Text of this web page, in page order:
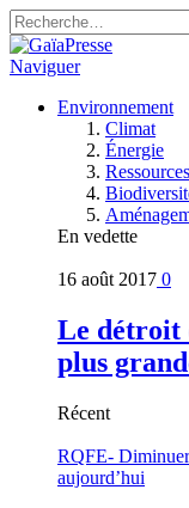
Naviguer
Environnement
Climat
Énergie
En vedette
16 août 2017 0
Le détroit
plus
Récent
RQFE- Diminuer
aujourd’hui